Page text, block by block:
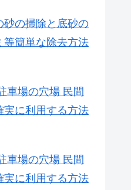
砂の掃除と底砂の
等簡単な除去方法
車場の穴場 民間
実に利用する方法
車場の穴場 民間
実に利用する方法